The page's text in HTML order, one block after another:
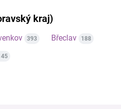
kraj)
393 Břeclav 188